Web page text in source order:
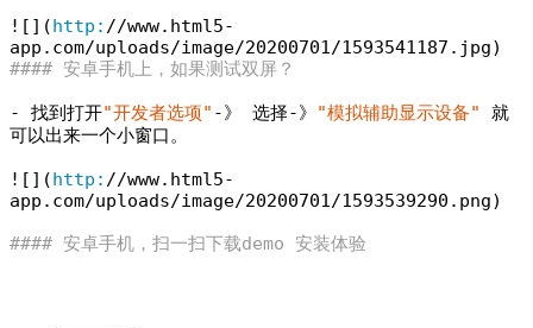
![](http: //www.html5-
app.com/uploads/image/20200701/1593541187
#### 安卓手机上，如果测试双屏？
- 找到打开"开发者选项" -》 选择-》 "模拟辅助显示设备"
就
可以出来一个小窗口。
![](http: //www.html5-
app.com/uploads/image/20200701/1593539290 .png)
#### 安卓手机，扫一扫下载demo 安装体验